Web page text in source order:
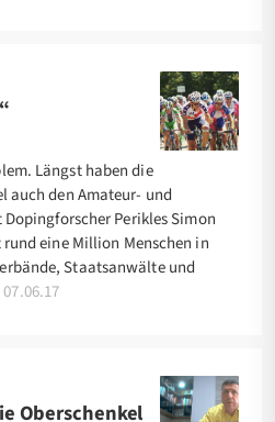
Längst haben die
auch den Amateur- und
Perikles Simon
eine Million Menschen in
Staatsanwälte und
07.06.17
Oberschenkel